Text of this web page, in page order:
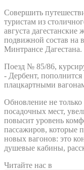
Совершить
туристам из
августа
подвижной состав на
Минтрансе Дагестана.
Поезд № 85/86,
- Дербент,
плацкартными
Обновление не
посадочных мест,
повысит уровень
пассажиров, которые
новых вагонов: это
душевые кабины,
Читайте нас в